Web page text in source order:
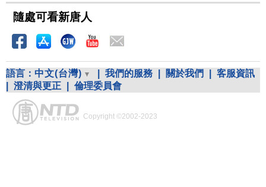
隨處可看新唐人
語言： 中文(台灣) 我們的服務 關於我們
客服資訊
澄清與更正 倫理委員會
Copyright ©2002-2023